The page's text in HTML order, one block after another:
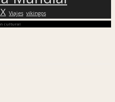
Viajes vikingos
cultural